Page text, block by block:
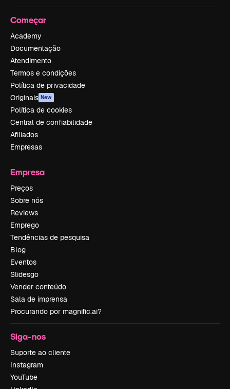
Começar
Academy
Documentação
Atendimento
Termos e condições
Política de privacidade
Originais New
Política de cookies
Central de confiabilidade
Afiliados
Empresas
Empresa
Preços
Sobre nós
Reviews
Emprego
Tendências de pesquisa
Blog
Eventos
Slidesgo
Vender conteúdo
Sala de imprensa
Procurando por magnific.ai?
Siga-nos
Suporte ao cliente
Instagram
YouTube